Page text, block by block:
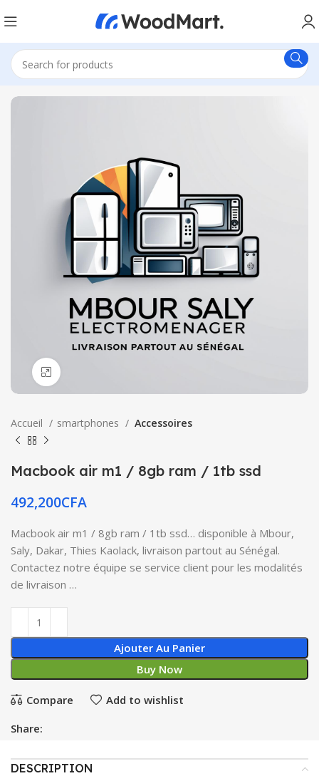
Accueil smartphones Accessoires
Macbook air m1 / 8gb ram / 1tb ssd
492,200CFA
Macbook air m1 / 8gb ram / 1tb ssd… disponible à Mbour,
Saly, Dakar, Thies Kaolack, livraison partout au Sénégal.
Contactez notre équipe se service client pour les modalités
de livraison …
Ajouter Au Panier
Buy Now
Compare Add to wishlist
Share:
DESCRIPTION